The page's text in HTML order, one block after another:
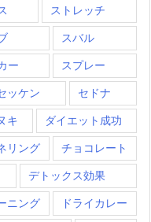
ストレッチ
スバル
ー スプレー
ッケン セドナ
キ ダイエット成功
リング チョコレート
デトックス効果
ニング ドライカレー